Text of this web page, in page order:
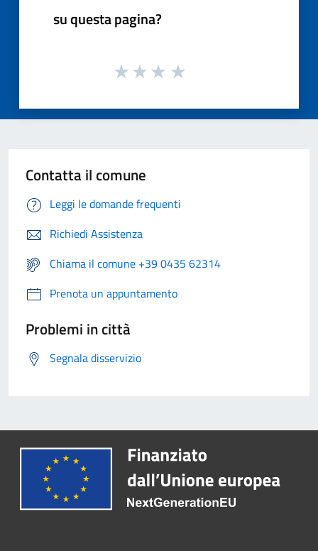
su questa pagina?
Contatta il comune
Leggi le domande frequenti
Richiedi Assistenza
Chiama il comune +39 0435 62314
Prenota un appuntamento
Problemi in città
Segnala disservizio